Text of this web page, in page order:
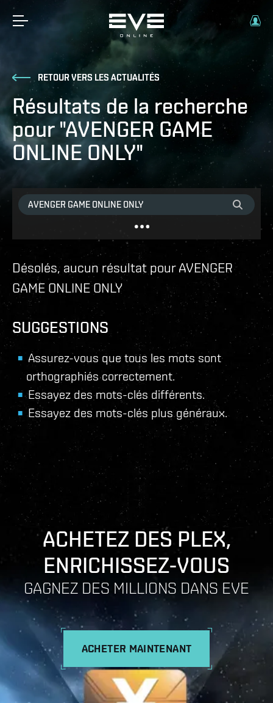
RETOUR VERS LES ACTUALITÉS
Résultats de la recherche
pour "AVENGER GAME
ONLINE ONLY"
Désolés, aucun résultat pour AVENGER
GAME ONLINE ONLY
SUGGESTIONS
Assurez-vous que tous les mots sont
orthographiés correctement.
Essayez des mots-clés différents.
Essayez des mots-clés plus généraux.
ACHETEZ DES PLEX,
ENRICHISSEZ-VOUS
GAGNEZ DES MILLIONS DANS EVE
ACHETER MAINTENANT